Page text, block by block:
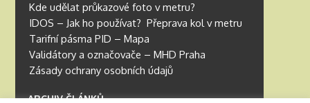
Kde udělat průkazové foto v metru?
IDOS – Jak ho používat? Přeprava kol v metru
Tarifní pásma PID – Mapa
Validátory a označovače – MHD Praha
Zásady ochrany osobních údajů
ARCHIV ČLÁNKŮ